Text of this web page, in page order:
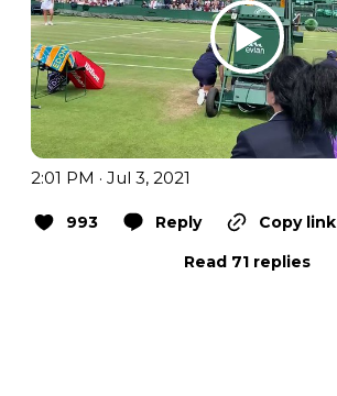
2:01 PM · Jul 3, 2021
993 Reply
Copy link
Read 71 replies